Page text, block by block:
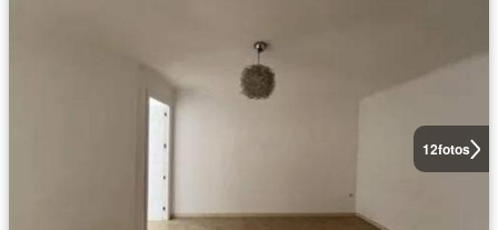
12fotos